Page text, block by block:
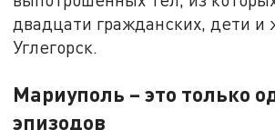
двадцати гражданских, дети
Углегорск.
Мариуполь – это только
эпизодов